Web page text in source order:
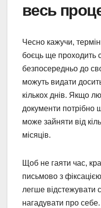
весь
Чесно кажучи,
боєць ще проходить
безпосередньо до
можуть видати
кількох днів. Якщо
документи потрібно
може зайняти від
місяців.
Щоб не гаяти час,
письмово з
легше відстежувати
нагадувати про себе.